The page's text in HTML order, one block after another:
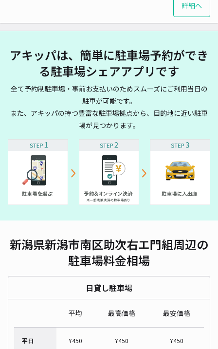
詳細へ
アキッパは、簡単に駐車場予約ができ
る駐車場シェアアプリです
全て予約制駐車場・事前お支払いのためスムーズにご利用当日の
駐車が可能です。
また、アキッパの持つ豊富な駐車場拠点から、目的地に近い駐車
場が見つかります。
新潟県新潟市南区助次右エ門組周辺の
駐車場料金相場
日貸し駐車場
平均 最高価格 最安価格
平日 ¥450 ¥450 ¥450